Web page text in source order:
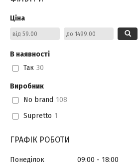
Ціна
В наявності
Так 30
Виробник
No brand 108
Supretto 1
ГРАФІК РОБОТИ
Понеділок 09:00
18:00